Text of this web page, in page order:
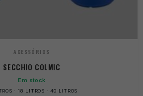
ACESSÓRIOS
SECCHIO COLMIC
Em stock
· 18 LITROS · 40 LITROS